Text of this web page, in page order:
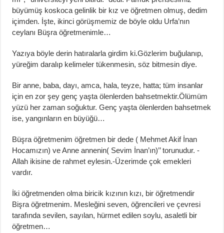
büyümüş koskoca gelinlik bir kız ve öğretmen olmuş, dedim
içimden. İşte, ikinci görüşmemiz de böyle oldu Urfa’nın
ceylanı Büşra öğretmenimle…
Yazıya böyle derin hatıralarla girdim ki.Gözlerim buğulanıp,
yüreğim daralıp kelimeler tükenmesin, söz bitmesin diye.
Bir anne, baba, dayı, amca, hala, teyze, hatta; tüm insanlar
için en zor şey genç yaşta ölenlerden bahsetmektir.Ölümüm
yüzü her zaman soğuktur. Genç yaşta ölenlerden bahsetmek
ise, yangınların en büyüğü…
Büşra öğretmenim öğretmen bir dede ( Mehmet Akif İnan
Hocamızın) ve Anne annenin( Sevim İnan’ın)’’ torunudur. -
Allah ikisine de rahmet eylesin.-Üzerimde çok emekleri
vardır.
İki öğretmenden olma biricik kızının kızı, bir öğretmendir
Bişra öğretmenim. Mesleğini seven, öğrencileri ve çevresi
tarafında sevilen, sayılan, hürmet edilen soylu, asaletli bir
öğretmen…